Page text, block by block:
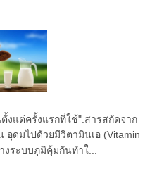
งแต่ครั้งแรกที่ใช้".สารสกัดจาก
อุดมไปด้วยมีวิตามินเอ (Vitamin
ระบบภูมิคุ้มกันทำใ...